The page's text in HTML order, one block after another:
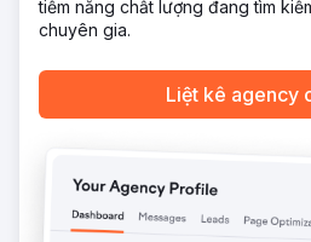
tiềm năng chất lượng đang tìm
chuyên gia.
Liệt kê agency